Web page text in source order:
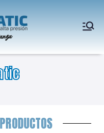
Rapid